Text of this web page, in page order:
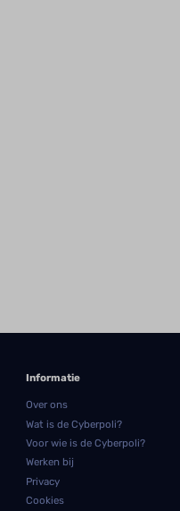
Informatie
Over ons
Wat is de Cyberpoli?
Voor wie is de Cyberpoli?
Werken bij
Privacy
Cookies